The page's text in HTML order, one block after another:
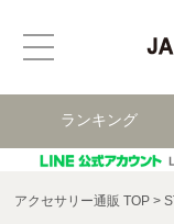
ランキング
アクセサリー通販 TOP